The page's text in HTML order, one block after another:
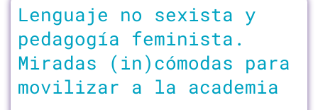
Lenguaje no sexista y
pedagogía feminista.
Miradas (in)cómodas para
movilizar a la academia